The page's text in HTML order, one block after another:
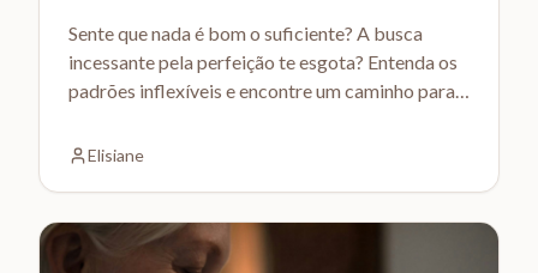
Sente que nada é bom o suficiente? A busca
incessante pela perfeição te esgota? Entenda os
padrões inflexíveis e encontre um caminho para a
Elisiane